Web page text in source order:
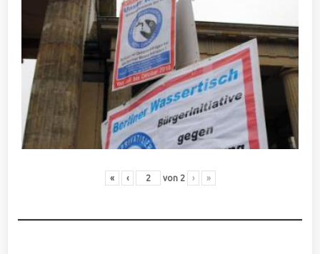
« ‹ von 2 › »